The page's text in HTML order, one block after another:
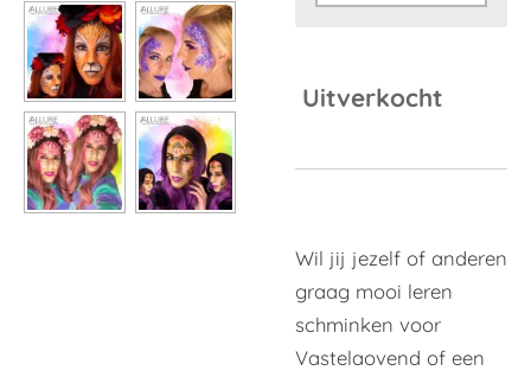
Uitverkocht
Wil jij jezelf of anderen
graag mooi leren
schminken voor
Vastelaovend of een